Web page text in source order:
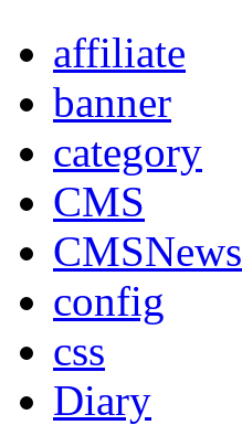
affiliate
banner
category
CMS
CMSNews
config
css
Diary